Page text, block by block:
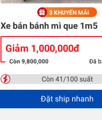
3 KHUYẾN MÃI
Xe bán bánh mì que 1m5
Giảm 1,000,000đ
Còn 9,800,000 Đã
Còn 41/100 suất
Đặt ship nhanh